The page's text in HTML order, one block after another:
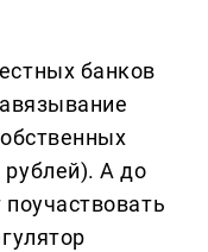
банков
А до